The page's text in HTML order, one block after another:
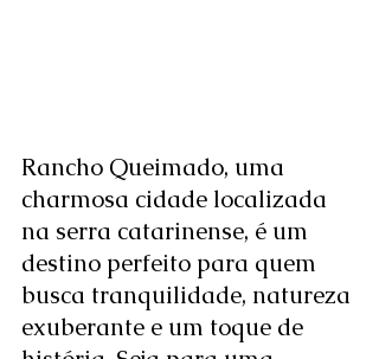
Rancho Queimado, uma
charmosa cidade localizada
na serra catarinense, é um
destino perfeito para quem
busca tranquilidade, natureza
exuberante e um toque de